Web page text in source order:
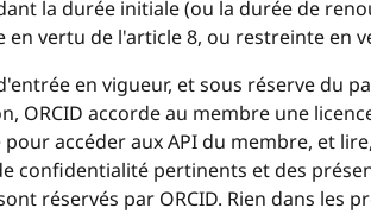
la durée initiale (ou la durée de
vertu de l'article 8, ou restreinte en
en vigueur, et sous réserve du
ORCID accorde au membre une
accéder aux API du membre, et
confidentialité pertinents et des
réservés par ORCID. Rien dans les